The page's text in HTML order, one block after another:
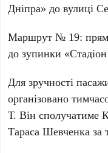
Дніпра» до вулиці
Маршрут № 19:
до зупинки
Для зручності
організовано
Т. Він сполучатиме
Тараса Шевченка за